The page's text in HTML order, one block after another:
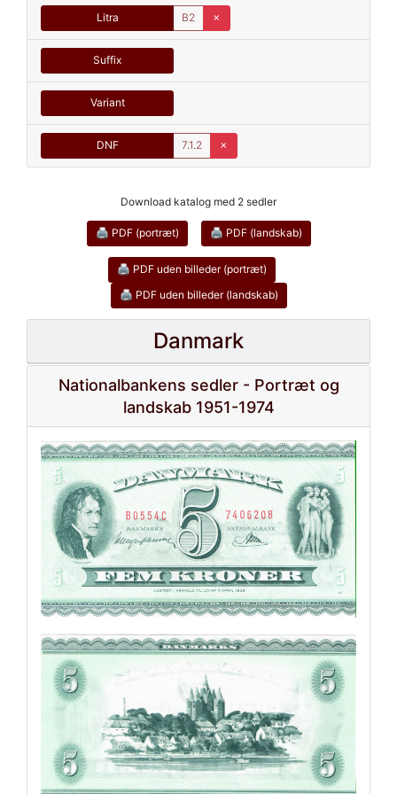
Litra B2 ✗
Suffix
Variant
DNF 7.1.2 ✗
Download katalog med 2 sedler
🖨 PDF (portræt) 🖨 PDF (landskab)
🖨 PDF uden billeder (portræt)
🖨 PDF uden billeder (landskab)
Danmark
Nationalbankens sedler - Portræt og
landskab 1951-1974